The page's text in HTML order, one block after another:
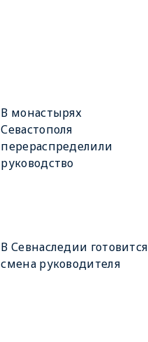
В монастырях
Севастополя
перераспределили
руководство
В Севнаследии готовится
смена руководителя